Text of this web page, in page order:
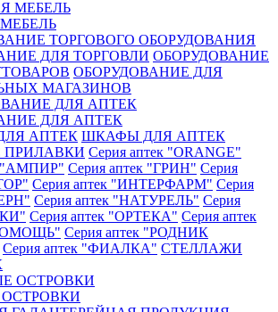
ТОРГОВОГО ОБОРУДОВАНИЯ
ДЛЯ ТОРГОВЛИ ОБОРУДОВАНИЕ
ОБОРУДОВАНИЕ ДЛЯ
МАГАЗИНОВ
ДЛЯ АПТЕК
АПТЕК ШКАФЫ ДЛЯ АПТЕК
ПРИЛАВКИ Серия аптек "ORANGE"
"АМПИР" Серия аптек "ГРИН" Серия
Серия аптек "ИНТЕРФАРМ" Серия
Серия аптек "НАТУРЕЛЬ" Серия
Серия аптек "ОРТЕКА" Серия аптек
Серия аптек "РОДНИК
Серия аптек "ФИАЛКА" СТЕЛЛАЖИ